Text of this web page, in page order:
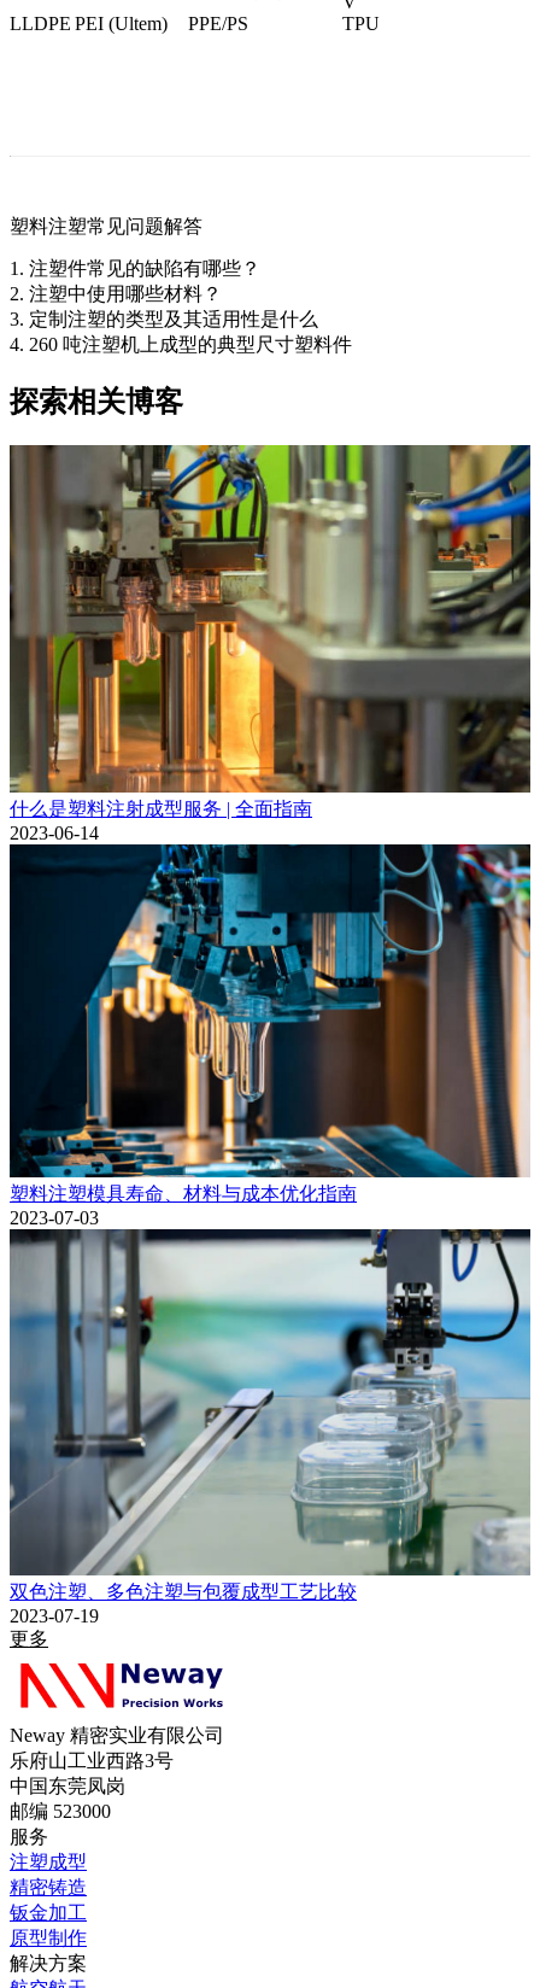
LLDPE PEI (Ultem) PPE/PS TPU
塑料注塑常见问题解答
1. 注塑件常见的缺陷有哪些？
2. 注塑中使用哪些材料？
3. 定制注塑的类型及其适用性是什么
4. 260 吨注塑机上成型的典型尺寸塑料件
探索相关博客
什么是塑料注射成型服务 | 全面指南
2023-06-14
塑料注塑模具寿命、材料与成本优化指南
2023-07-03
双色注塑、多色注塑与包覆成型工艺比较
2023-07-19
更多
Neway 精密实业有限公司
乐府山工业西路3号
中国东莞凤岗
邮编 523000
服务
注塑成型
精密铸造
钣金加工
原型制作
解决方案